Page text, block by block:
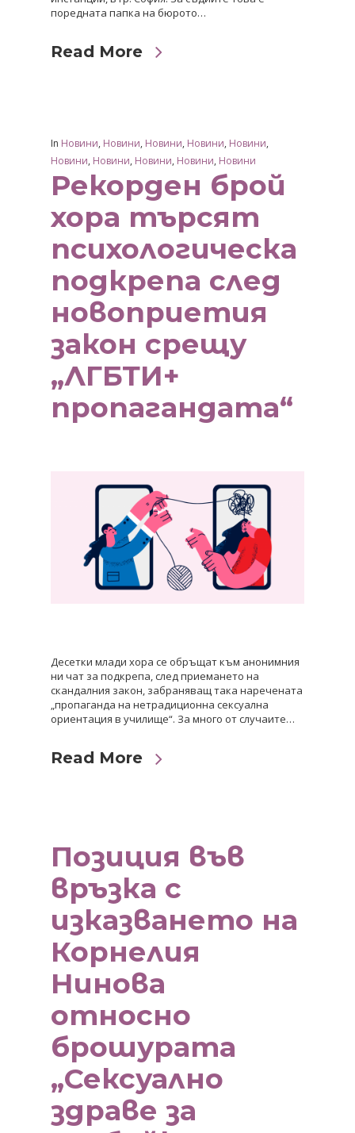
поредната папка на бюрото…
Read More
In Новини, Новини, Новини, Новини, Новини,
Новини, Новини, Новини, Новини, Новини
Рекорден брой
хора търсят
психологическа
подкрепа след
новоприетия
закон срещу
„ЛГБТИ+
пропагандата“
Десетки млади хора се обръщат към анонимния
ни чат за подкрепа, след приемането на
скандалния закон, забраняващ така наречената
„пропаганда на нетрадиционна сексуална
ориентация в училище“. За много от случаите…
Read More
Позиция във
връзка с
изказването на
Корнелия
Нинова
относно
брошурата
„Сексуално
здраве за